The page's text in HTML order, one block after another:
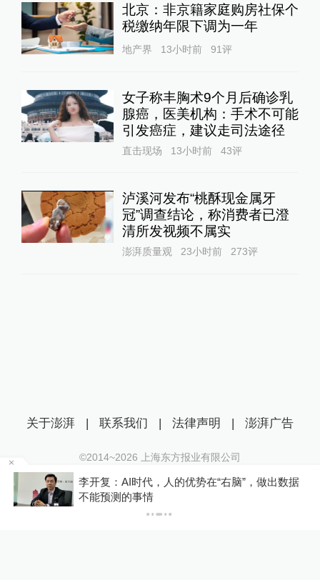
北京：非京籍家庭购房社保个
税缴纳年限下调为一年
地产界 13小时前 91评
女子称丰胸术9个月后确诊乳
腺癌，医美机构：手术不可能
引发癌症，建议走司法途径
直击现场 13小时前 43评
泸溪河发布“桃酥现金属牙
冠”调查结论，称消费者已澄
清所发视频不属实
澎湃质量观 23小时前 273评
李开复：AI时代，人的优势在“右脑”，做出数据
不能预测的事情
关于澎湃 | 联系我们 | 法律声明 | 澎湃广告
©2014~2026 上海东方报业有限公司
沪ICP证：沪B2-20170116 | 沪ICP备14003370号
互联网新闻信息服务许可证：31120170006
沪公网安备 31010602000299号